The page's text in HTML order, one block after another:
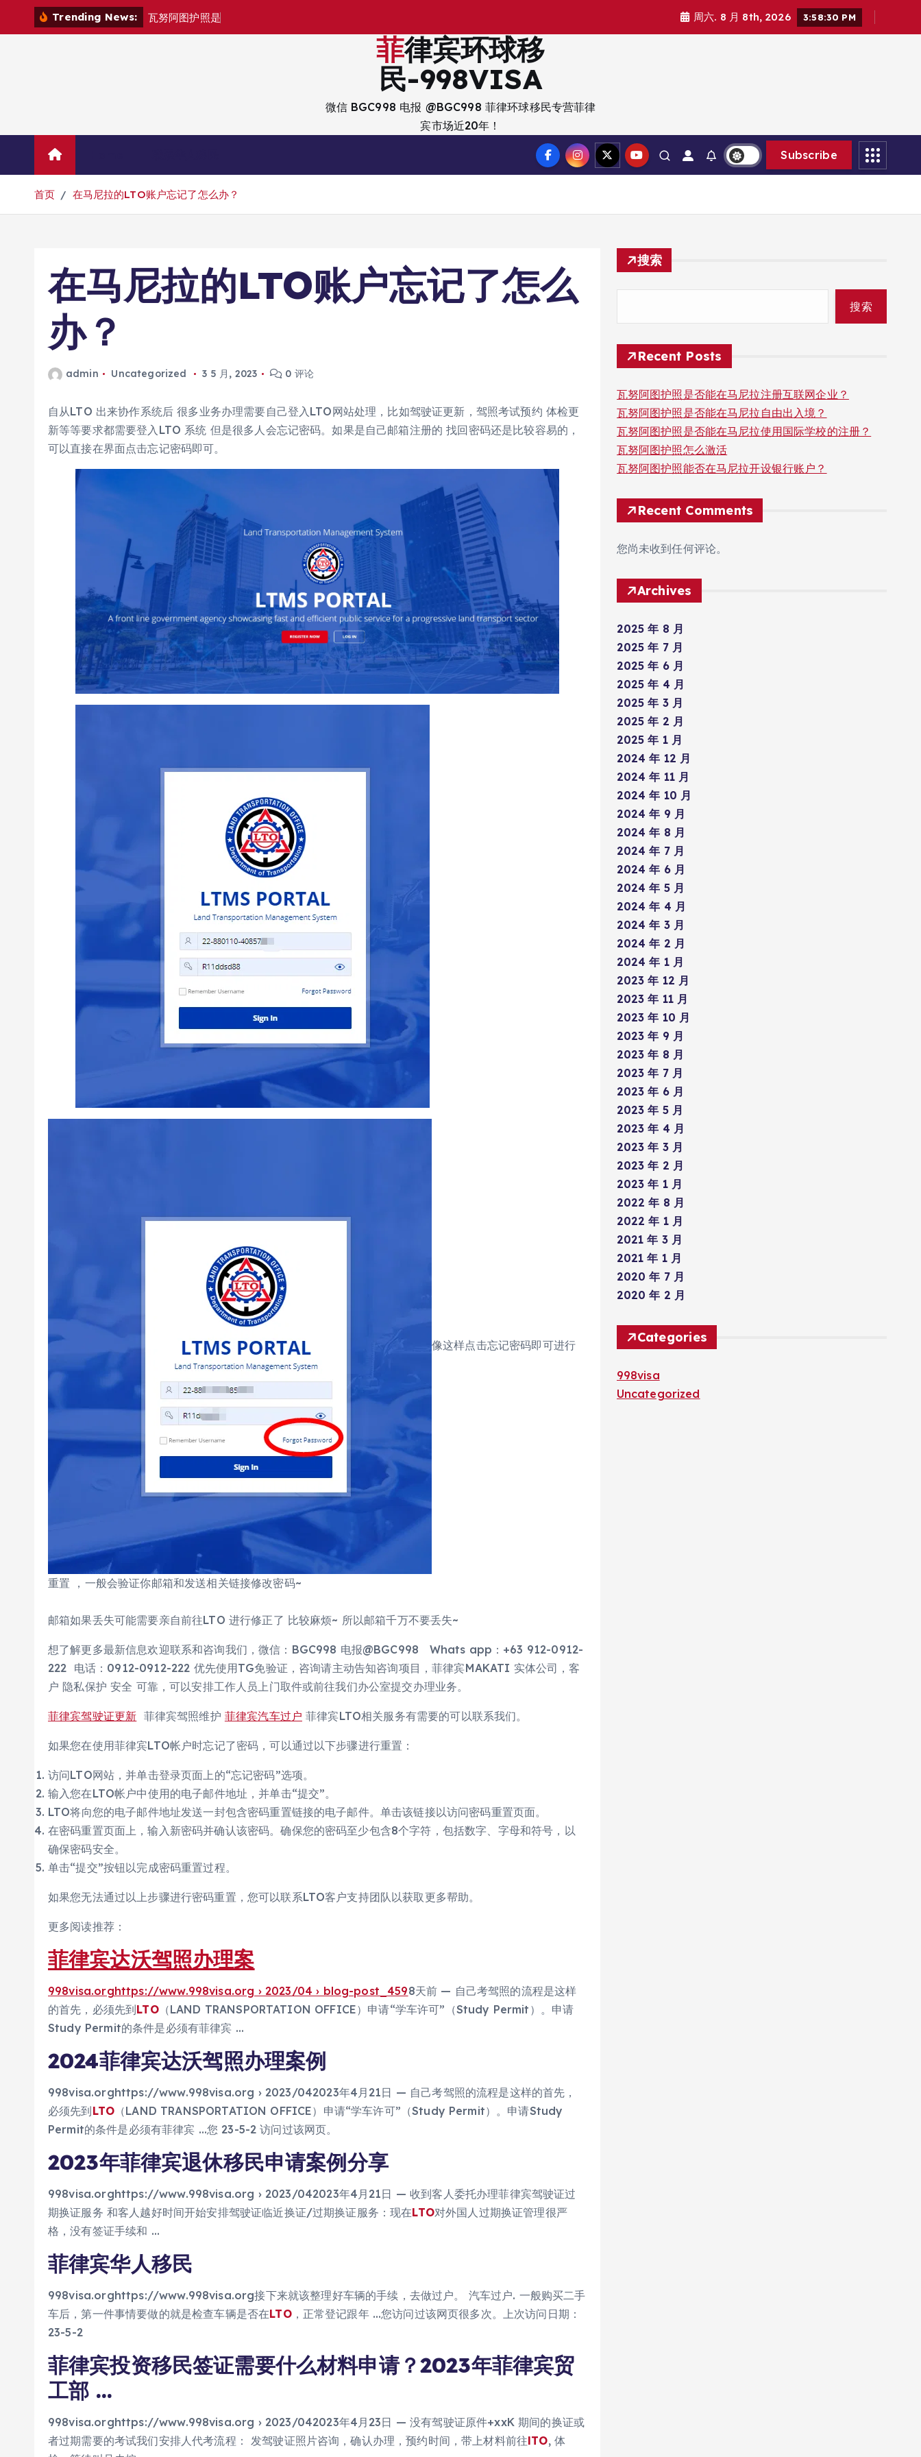
Trending News: 瓦努阿图护照是 周六. 8 月 8th, 2026 3:58:31 PM
菲律宾环球移
民-998VISA
微信 BGC998 电报 @BGC998 菲律环球移民专营菲律
宾市场近20年！
Subscribe
首页 在马尼拉的LTO账户忘记了怎么办？
在马尼拉的LTO账户忘记了怎么
办？
admin Uncategorized 3 5 月, 2023 0 评论
自从LTO 出来协作系统后 很多业务办理需要自己登入LTO网站处理，比如驾驶证更新，驾照考试预约 体检更
新等等要求都需要登入LTO 系统 但是很多人会忘记密码。如果是自己邮箱注册的 找回密码还是比较容易的，
可以直接在界面点击忘记密码即可。
像这样点击忘记密码即可进行
重置 ，一般会验证你邮箱和发送相关链接修改密码~
邮箱如果丢失可能需要亲自前往LTO 进行修正了 比较麻烦~ 所以邮箱千万不要丢失~
想了解更多最新信息欢迎联系和咨询我们，微信：BGC998 电报@BGC998 Whats app：+63 912-0912-
222 电话：0912-0912-222 优先使用TG免验证，咨询请主动告知咨询项目，菲律宾MAKATI 实体公司，客
户 隐私保护 安全 可靠，可以安排工作人员上门取件或前往我们办公室提交办理业务。
菲律宾驾驶证更新 菲律宾驾照维护 菲律宾汽车过户 菲律宾LTO相关服务有需要的可以联系我们。
如果您在使用菲律宾LTO帐户时忘记了密码，可以通过以下步骤进行重置：
访问LTO网站，并单击登录页面上的“忘记密码”选项。
输入您在LTO帐户中使用的电子邮件地址，并单击“提交”。
LTO将向您的电子邮件地址发送一封包含密码重置链接的电子邮件。单击该链接以访问密码重置页面。
在密码重置页面上，输入新密码并确认该密码。确保您的密码至少包含8个字符，包括数字、字母和符号，以
确保密码安全。
单击“提交”按钮以完成密码重置过程。
如果您无法通过以上步骤进行密码重置，您可以联系LTO客户支持团队以获取更多帮助。
更多阅读推荐：
菲律宾达沃驾照办理案
998visa.orghttps://www.998visa.org › 2023/04 › blog-post_4598天前 — 自己考驾照的流程是这样
的首先，必须先到LTO（LAND TRANSPORTATION OFFICE）申请“学车许可”（Study Permit）。申请
Study Permit的条件是必须有菲律宾 …
2024菲律宾达沃驾照办理案例
998visa.orghttps://www.998visa.org › 2023/042023年4月21日 — 自己考驾照的流程是这样的首先，
必须先到LTO （LAND TRANSPORTATION OFFICE）申请“学车许可”（Study Permit）。申请Study
Permit的条件是必须有菲律宾 …您 23-5-2 访问过该网页。
2023年菲律宾退休移民申请案例分享
998visa.orghttps://www.998visa.org › 2023/042023年4月21日 — 收到客人委托办理菲律宾驾驶证过
期换证服务 和客人越好时间开始安排驾驶证临近换证/过期换证服务：现在LTO对外国人过期换证管理很严
格，没有签证手续和 …
菲律宾华人移民
998visa.orghttps://www.998visa.org接下来就该整理好车辆的手续，去做过户。 汽车过户. 一般购买二手
车后，第一件事情要做的就是检查车辆是否在LTO，正常登记跟年 …您访问过该网页很多次。上次访问日期：
23-5-2
菲律宾投资移民签证需要什么材料申请？2023年菲律宾贸
工部 …
998visa.orghttps://www.998visa.org › 2023/042023年4月23日 — 没有驾驶证原件+xxK 期间的换证或
者过期需要的考试我们安排人代考流程： 发驾驶证照片咨询，确认办理，预约时间，带上材料前往lTO, 体
搜索
搜索
Recent Posts
瓦努阿图护照是否能在马尼拉注册互联网企业？
瓦努阿图护照是否能在马尼拉自由出入境？
瓦努阿图护照是否能在马尼拉使用国际学校的注册？
瓦努阿图护照怎么激活
瓦努阿图护照能否在马尼拉开设银行账户？
Recent Comments
您尚未收到任何评论。
Archives
2025 年 8 月
2025 年 7 月
2025 年 6 月
2025 年 4 月
2025 年 3 月
2025 年 2 月
2025 年 1 月
2024 年 12 月
2024 年 11 月
2024 年 10 月
2024 年 9 月
2024 年 8 月
2024 年 7 月
2024 年 6 月
2024 年 5 月
2024 年 4 月
2024 年 3 月
2024 年 2 月
2024 年 1 月
2023 年 12 月
2023 年 11 月
2023 年 10 月
2023 年 9 月
2023 年 8 月
2023 年 7 月
2023 年 6 月
2023 年 5 月
2023 年 4 月
2023 年 3 月
2023 年 2 月
2023 年 1 月
2022 年 8 月
2022 年 1 月
2021 年 3 月
2021 年 1 月
2020 年 7 月
2020 年 2 月
Categories
998visa
Uncategorized